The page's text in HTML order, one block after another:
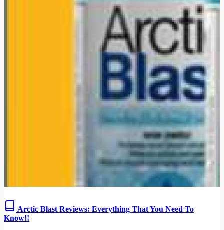
Arctic Blast Reviews: Everything That You Need To
Know!!